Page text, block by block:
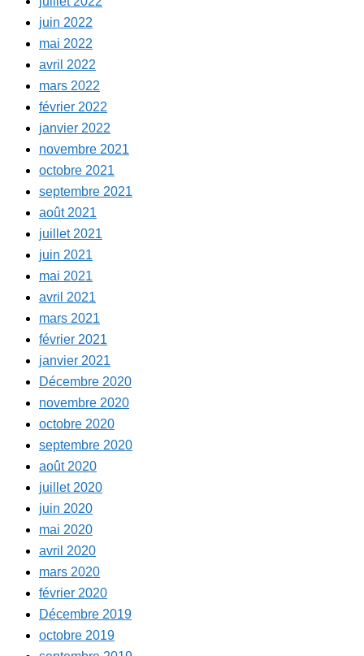
juin 2022
mai 2022
avril 2022
mars 2022
février 2022
janvier 2022
novembre 2021
octobre 2021
septembre 2021
août 2021
juillet 2021
juin 2021
mai 2021
avril 2021
mars 2021
février 2021
janvier 2021
Décembre 2020
novembre 2020
octobre 2020
septembre 2020
août 2020
juillet 2020
juin 2020
mai 2020
avril 2020
mars 2020
février 2020
Décembre 2019
octobre 2019